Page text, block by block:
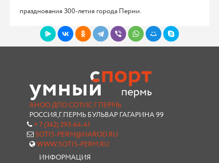
празднования 300-летия города Перми.
АНОО ДПО СОТИС Г.ПЕРМЬ
РОССИЯ,Г.ПЕРМЬ БУЛЬВАР ГАГАРИНА 99
+ 7 (342) 293-64-41
SOTIS-PERM@NAROD.RU
WWW.SOTIS-PERM.RU
ИНФОРМАЦИЯ